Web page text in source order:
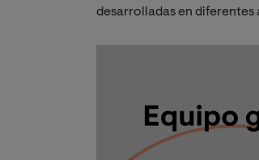
desarrolladas en diferentes